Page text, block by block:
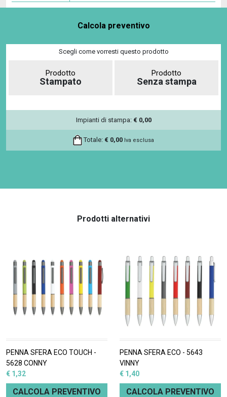
Calcola preventivo
Scegli come vorresti questo prodotto
Prodotto
Stampato
Prodotto
Senza stampa
Impianti di stampa: € 0,00
Totale: € 0,00 Iva esclusa
Prodotti alternativi
PENNA SFERA ECO TOUCH -
5628 CONNY
€ 1,32
CALCOLA PREVENTIVO
PENNA SFERA ECO - 5643
VINNY
€ 1,40
CALCOLA PREVENTIVO